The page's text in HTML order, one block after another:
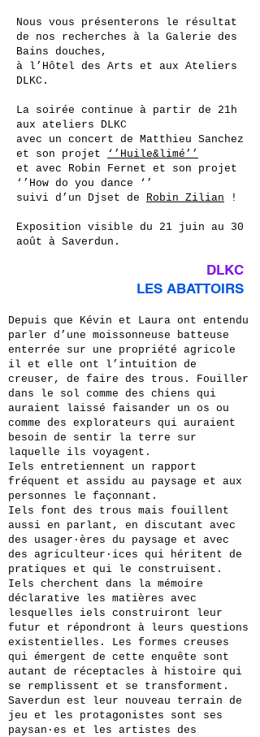
Nous vous présenterons le résultat
de nos recherches à la Galerie des
Bains douches,
à l’Hôtel des Arts et aux Ateliers
DLKC.
La soirée continue à partir de 21h
aux ateliers DLKC
avec un concert de Matthieu Sanchez
et son projet
‘’Huile&limé’’
et avec Robin Fernet et son projet
‘’How do you dance ‘’
suivi d’un Djset de Robin Zilian !
Exposition visible du 21 juin au 30
août à Saverdun.
DLKC
LES ABATTOIRS
Depuis que Kévin et Laura ont entendu
parler d’une moissonneuse batteuse
enterrée sur une propriété agricole
il et elle ont l’intuition de
creuser, de faire des trous. Fouiller
dans le sol comme des chiens qui
auraient laissé faisander un os ou
comme des explorateurs qui auraient
besoin de sentir la terre sur
laquelle ils voyagent.
Iels entretiennent un rapport
fréquent et assidu au paysage et aux
personnes le façonnant.
Iels font des trous mais fouillent
aussi en parlant, en discutant avec
des usager·ères du paysage et avec
des agriculteur·ices qui héritent de
pratiques et qui le construisent.
Iels cherchent dans la mémoire
déclarative les matières avec
lesquelles iels construiront leur
futur et répondront à leurs questions
existentielles. Les formes creuses
qui émergent de cette enquête sont
autant de réceptacles à histoire qui
se remplissent et se transforment.
Saverdun est leur nouveau terrain de
jeu et les protagonistes sont ses
paysan·es et les artistes des